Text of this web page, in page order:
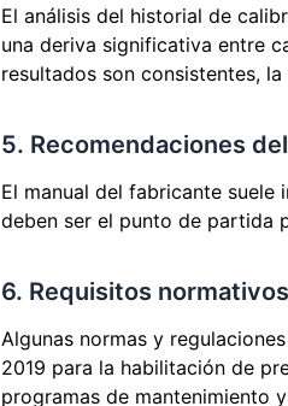
El análisis del historial de
una deriva significativa entre
resultados son consistentes,
5. Recomendaciones
El manual del fabricante suele
deben ser el punto de partida
6. Requisitos
Algunas normas y
2019 para la habilitación de
programas de mantenimiento